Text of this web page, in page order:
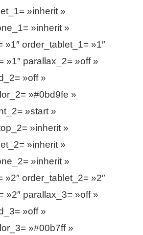
»inherit »
»inherit »
»1″ order_tablet_1= »1″
»1″ parallax_2= »off »
»off »
»#0bd9fe »
»start »
»inherit »
»inherit »
»inherit »
»2″ order_tablet_2= »2″
»2″ parallax_3= »off »
»off »
»#00b7ff »